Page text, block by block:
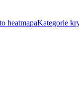
heatmapaKategorie